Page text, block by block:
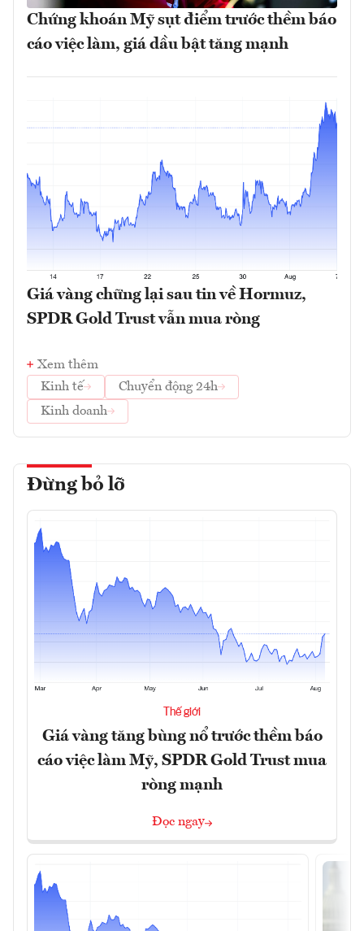
Chứng khoán Mỹ sụt điểm trước thềm báo
cáo việc làm, giá dầu bật tăng mạnh
Giá vàng chững lại sau tin về Hormuz,
SPDR Gold Trust vẫn mua ròng
Xem thêm
Kinh tế
Chuyển động 24h
Kinh doanh
Đừng bỏ lỡ
Thế giới
Giá vàng tăng bùng nổ trước thềm báo
cáo việc làm Mỹ, SPDR Gold Trust mua
ròng mạnh
Đọc ngay